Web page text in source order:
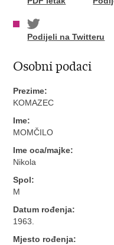
Podijeli na Twitteru
Osobni podaci
Prezime:
KOMAZEC
Ime:
MOMČILO
Ime oca/majke:
Nikola
Spol:
M
Datum rođenja:
1963.
Mjesto rođenja: